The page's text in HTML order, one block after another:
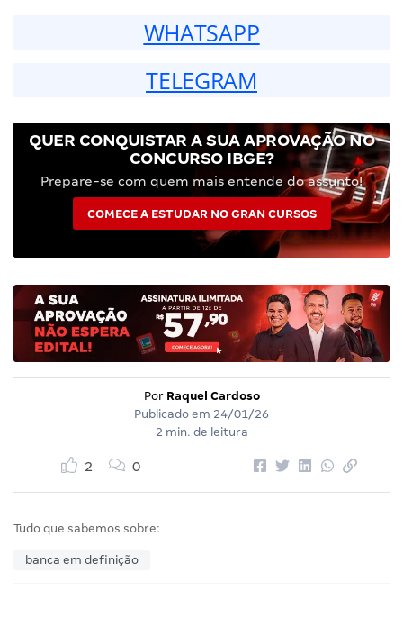
WHATSAPP
TELEGRAM
QUER CONQUISTAR A SUA APROVAÇÃO NO
CONCURSO IBGE?
Prepare-se com quem mais entende do assunto!
COMECE A ESTUDAR NO GRAN CURSOS
Por Raquel Cardoso
Publicado em 24/01/26
2 min. de leitura
2 0
Tudo que sabemos sobre:
banca em definição